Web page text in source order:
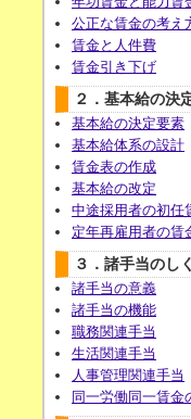
公正な賃金の考え
賃金と人件費
賃金引き下げ
２．基本給の決
基本給の決定要素
基本給体系の設計
賃金表の作成
基本給の改定
中途採用者の初任
定年再雇用者の賃
３．諸手当のし
諸手当の意義
諸手当の機能
職務関連手当
生活関連手当
人事管理関連手当
同一労働同一賃金